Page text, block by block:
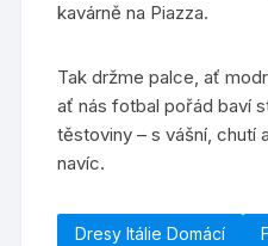
kavárně na Piazza.
Tak držme palce, ať
ať nás fotbal pořád baví
těstoviny – s vášní, chutí
navíc.
Dresy Itálie Domácí